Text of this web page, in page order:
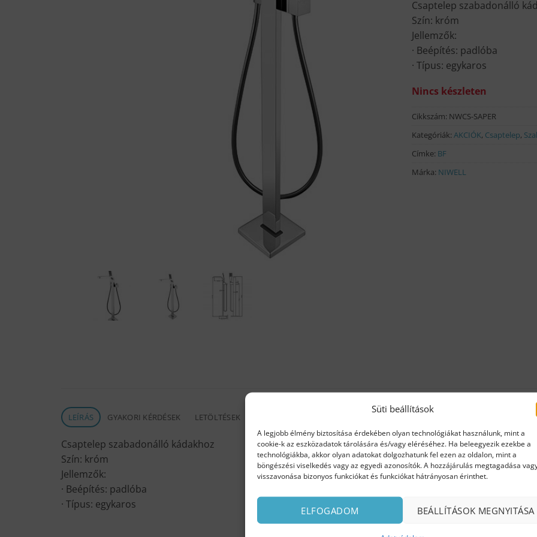
Süti beállítások
A legjobb élmény biztosítása érdekében olyan technológiákat használunk, mint a
cookie-k az eszközadatok tárolására és/vagy eléréséhez. Ha beleegyezik ezekbe a
technológiákba, akkor olyan adatokat dolgozhatunk fel ezen az oldalon, mint a
böngészési viselkedés vagy az egyedi azonosítók. A hozzájárulás megtagadása
visszavonása bizonyos funkciókat és funkciókat hátrányosan érinthet.
ELFOGADOM BEÁLLÍTÁSOK MEGNYITÁSA
Csaptelep szabadonálló
Szín: króm
Jellemzők:
· Beépítés: padlóba
· Típus: egykaros
Nincs készleten
Cikkszám: NWCS-SAPER
Kategóriák: AKCIÓK, Csaptelep,
Címke: BF
Márka: NIWELL
LEÍRÁS GYAKORI KÉRDÉSEK LETÖLTÉSEK
Csaptelep szabadonálló kádakhoz
Szín: króm
Jellemzők:
· Beépítés: padlóba
· Típus: egykaros